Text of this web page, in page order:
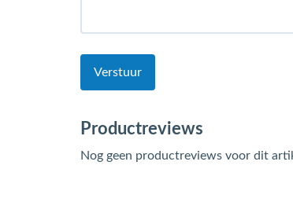
Verstuur
Productreviews
Nog geen productreviews voor dit